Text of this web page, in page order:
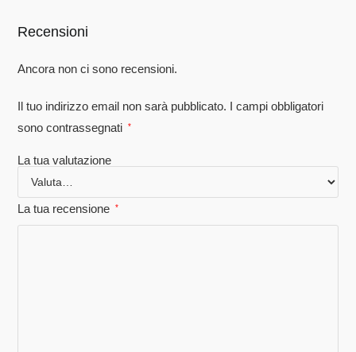
Recensioni
Ancora non ci sono recensioni.
Il tuo indirizzo email non sarà pubblicato. I campi obbligatori
sono contrassegnati
*
La tua valutazione
La tua recensione *